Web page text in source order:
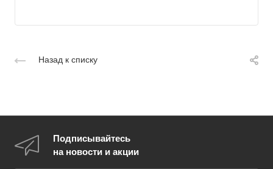
Назад к списку
Подписывайтесь
на новости и акции